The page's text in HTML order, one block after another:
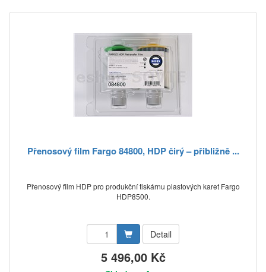
Přenosový film Fargo 84800, HDP čirý – přibližně ...
Přenosový film HDP pro produkční tiskárnu plastových karet Fargo
HDP8500.
Detail
5 496,00 Kč